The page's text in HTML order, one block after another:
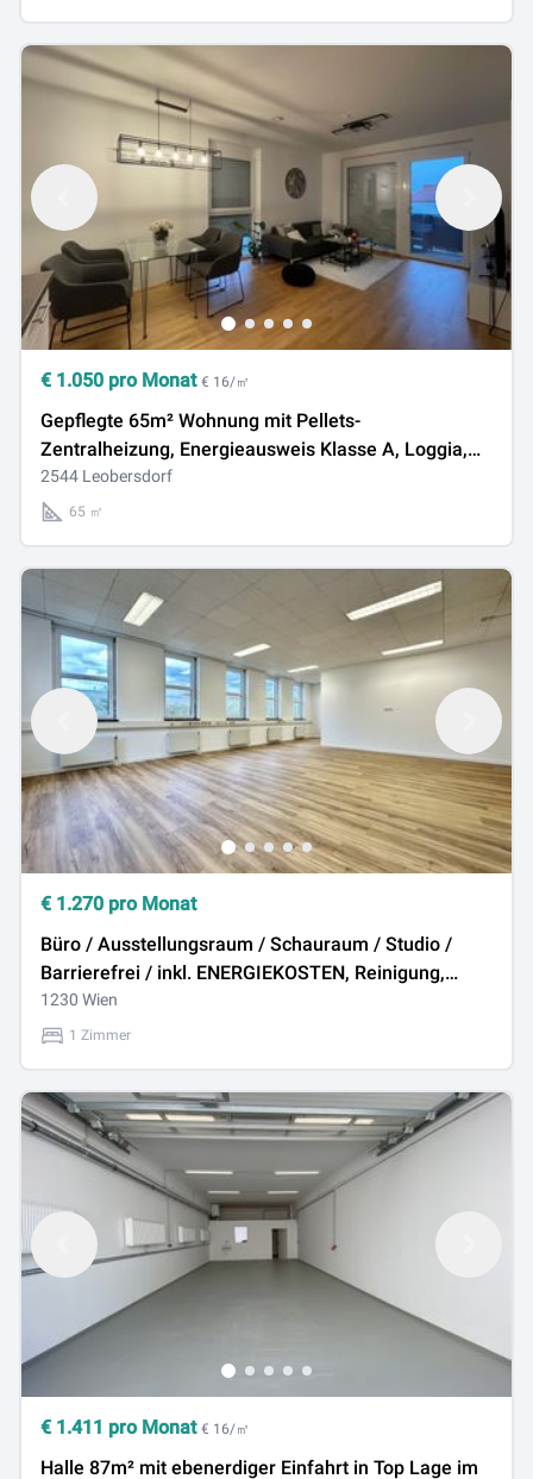
€ 1.050 pro Monat € 16/㎡
Gepflegte 65m² Wohnung mit Pellets-
Zentralheizung, Energieausweis Klasse A, Loggia,
Tiefgaragenstellplatz
2544 Leobersdorf
65 ㎡
€ 1.270 pro Monat
Büro / Ausstellungsraum / Schauraum / Studio /
Barrierefrei / inkl. ENERGIEKOSTEN, Reinigung,
Parkplatz! in 1230 Wien
1230 Wien
1 Zimmer
€ 1.411 pro Monat € 16/㎡
Halle 87m² mit ebenerdiger Einfahrt in Top Lage im